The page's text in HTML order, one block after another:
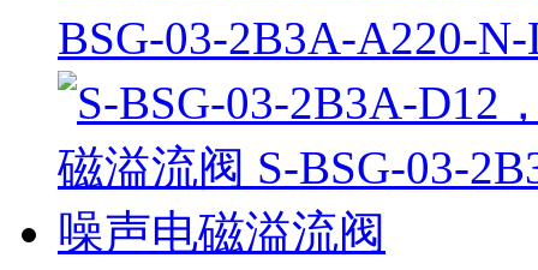
BSG-03-2B3A-A220-